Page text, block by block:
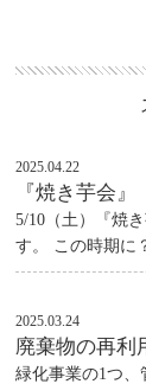
2025.04.22
『焼き芋会
5/10（土）『焼
す。 この時期に
2025.03.24
廃棄物の再利
緑化事業の1つ